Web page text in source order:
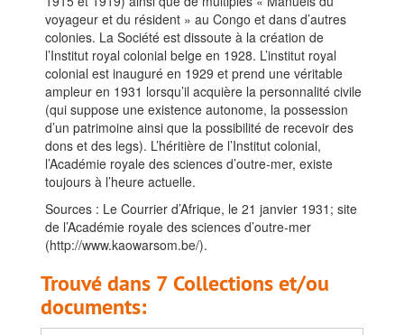
voyageur et du résident » au Congo et dans d’autres
colonies. La Société est dissoute à la création de
l’Institut royal colonial belge en 1928. L’institut royal
colonial est inauguré en 1929 et prend une véritable
ampleur en 1931 lorsqu’il acquière la personnalité civile
(qui suppose une existence autonome, la possession
d’un patrimoine ainsi que la possibilité de recevoir des
dons et des legs). L’héritière de l’Institut colonial,
l’Académie royale des sciences d’outre-mer, existe
toujours à l’heure actuelle.
Sources : Le Courrier d’Afrique, le 21 janvier 1931; site
de l’Académie royale des sciences d’outre-mer
(http://www.kaowarsom.be/).
Trouvé dans 7 Collections et/ou
documents: